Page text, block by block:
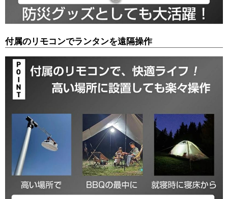
付属のリモコンでランタンを遠隔操作